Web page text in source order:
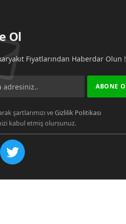
Ol
Fiyatlarından Haberdar Olun !
şartlarımızı veGizlilik Politikası
kabul etmiş olursunuz.